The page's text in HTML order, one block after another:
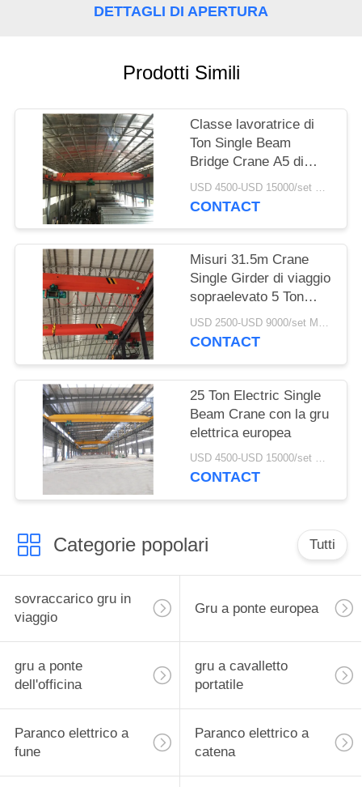
DETTAGLI DI APERTURA
Prodotti Simili
Classe lavoratrice di
Ton Single Beam
Bridge Crane A5 di
doppia velocità 12
USD 4500-USD 15000/set MOQ:1 insieme
CONTACT
Misuri 31.5m Crane
Single Girder di viaggio
sopraelevato 5 Ton
With Track
USD 2500-USD 9000/set MOQ:1 insieme
CONTACT
25 Ton Electric Single
Beam Crane con la gru
elettrica europea
USD 4500-USD 15000/set MOQ:1 insieme
CONTACT
Categorie popolari Tutti
sovraccarico gru in
viaggio
Gru a ponte europea
gru a ponte
dell'officina
gru a cavalletto
portatile
Paranco elettrico a
fune
Paranco elettrico a
catena